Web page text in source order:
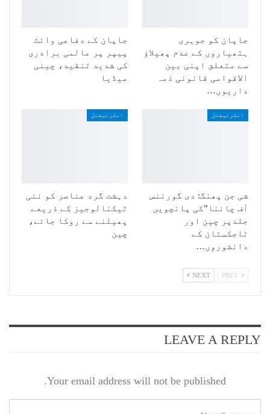
جاپان کو جوہری
ہتھیاروں کے عدم پھیلاؤ
سے متعلق اپنی بین
الاقوامی قانونی ذمہ
داریوں…
جاپان کے دفاعی وائٹ
پیپر پر عالمی برادری
کی شدید تنقید، چینی
میڈیا
انٹرنیشنل
شی جن پھنگ: دی گورننس
آف چائنا”کی پانچویں
جلدپر چین اور
تاجکستان کے
دانشوروں…
انٹرنیشنل
دہشت گرد عناصر کو نئی
ٹیکنالوجیز کے ذریعے
پھیلنے سے روکا جائے،
چین
NEXT
LEAVE A REPLY
Your email address will not be published.